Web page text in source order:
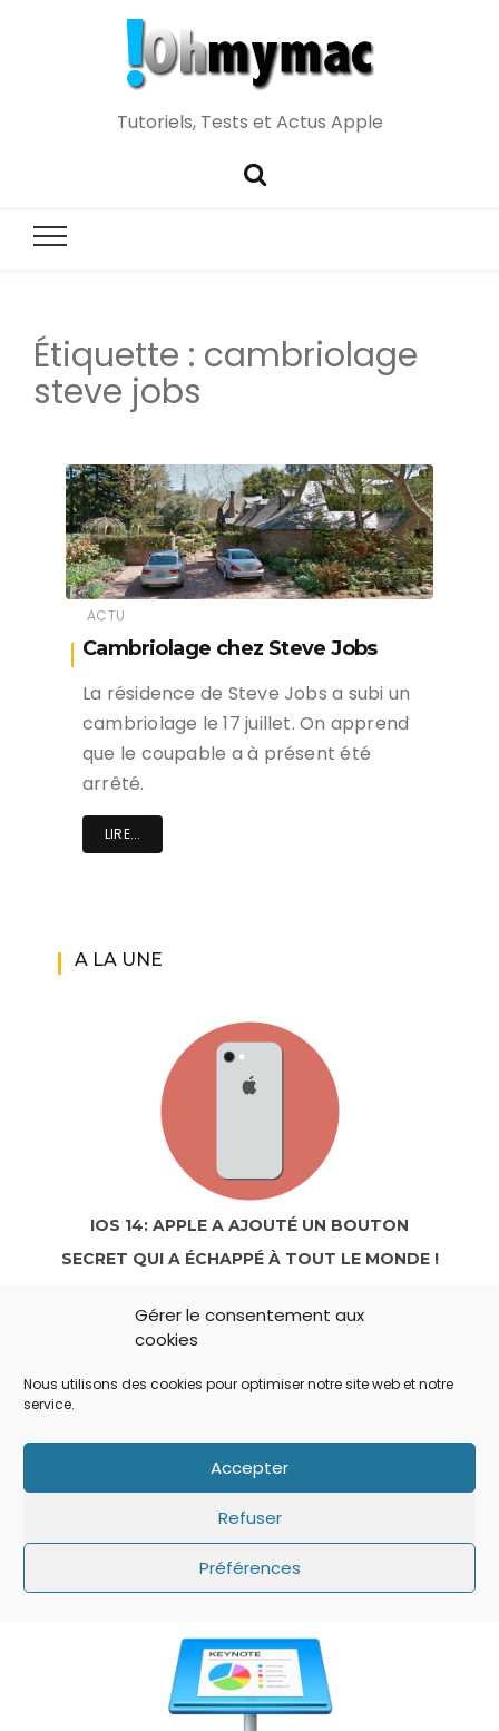
Gérer le consentement aux
cookies
Nous utilisons des cookies pour optimiser notre site web et notre
service.
Accepter
Refuser
Préférences
Tutoriels, Tests et Actus Apple
Étiquette : cambriolage
steve jobs
ACTU
Cambriolage chez Steve Jobs
La résidence de Steve Jobs a subi un
cambriolage le 17 juillet. On apprend
que le coupable a à présent été
arrêté.
LIRE...
A LA UNE
IOS 14: APPLE A AJOUTÉ UN BOUTON
SECRET QUI A ÉCHAPPÉ À TOUT LE MONDE !
PAS SUR L’ÉCRAN DE VERROUILLAGE ?